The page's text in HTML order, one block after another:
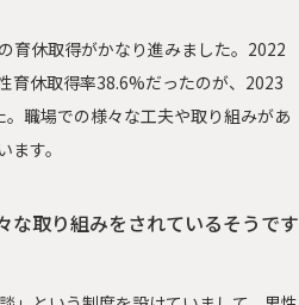
育休取得がかなり進みました。2022
育休取得率38.6%だったのが、2023
職場での様々な工夫や取り組みがあ
す。
な取り組みをされているそうです